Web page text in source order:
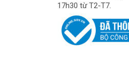
17h30 từ T2-T7.